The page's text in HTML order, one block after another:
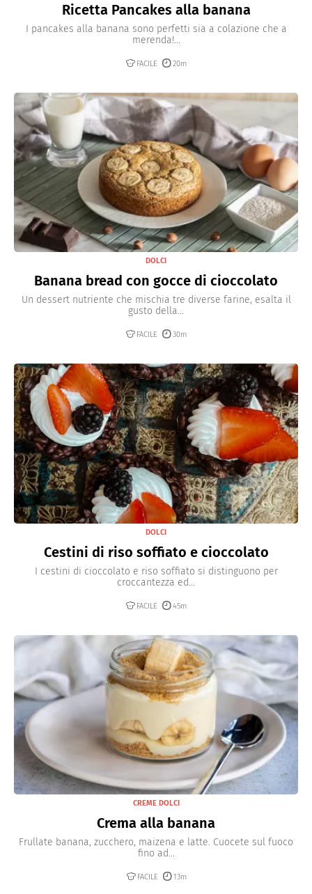
Ricetta Pancakes alla banana
I pancakes alla banana sono perfetti sia a colazione che a
merenda!...
FACILE 20m
DOLCI
Banana bread con gocce di cioccolato
Un dessert nutriente che mischia tre diverse farine, esalta il
gusto della...
FACILE 30m
DOLCI
Cestini di riso soffiato e cioccolato
I cestini di cioccolato e riso soffiato si distinguono per
croccantezza ed...
FACILE 45m
CREME DOLCI
Crema alla banana
Frullate banana, zucchero, maizena e latte. Cuocete sul fuoco
fino ad...
FACILE 13m